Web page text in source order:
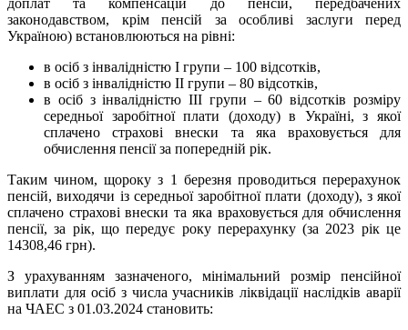
законодавством, крім пенсій за особливі заслуги перед
Україною) встановлюються на рівні:
в осіб з інвалідністю I групи – 100 відсотків,
в осіб з інвалідністю II групи – 80 відсотків,
в осіб з інвалідністю III групи – 60 відсотків розміру
середньої заробітної плати (доходу) в Україні, з якої
сплачено страхові внески та яка враховується для
обчислення пенсії за попередній рік.
Таким чином, щороку з 1 березня проводиться перерахунок
пенсій, виходячи із середньої заробітної плати (доходу), з якої
сплачено страхові внески та яка враховується для обчислення
пенсії, за рік, що передує року перерахунку (за 2023 рік це
14308,46 грн).
З урахуванням зазначеного, мінімальний розмір пенсійної
виплати для осіб з числа учасників ліквідації наслідків аварії
на ЧАЕС з 01.03.2024 становить: